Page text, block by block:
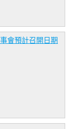
會預計召開日期